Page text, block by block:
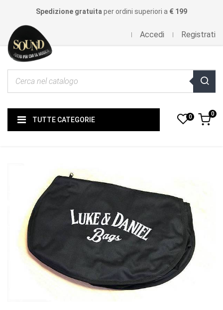
Spedizione gratuita per ordini superiori a € 199
Accedi Registrati
TUTTE CATEGORIE 0 0